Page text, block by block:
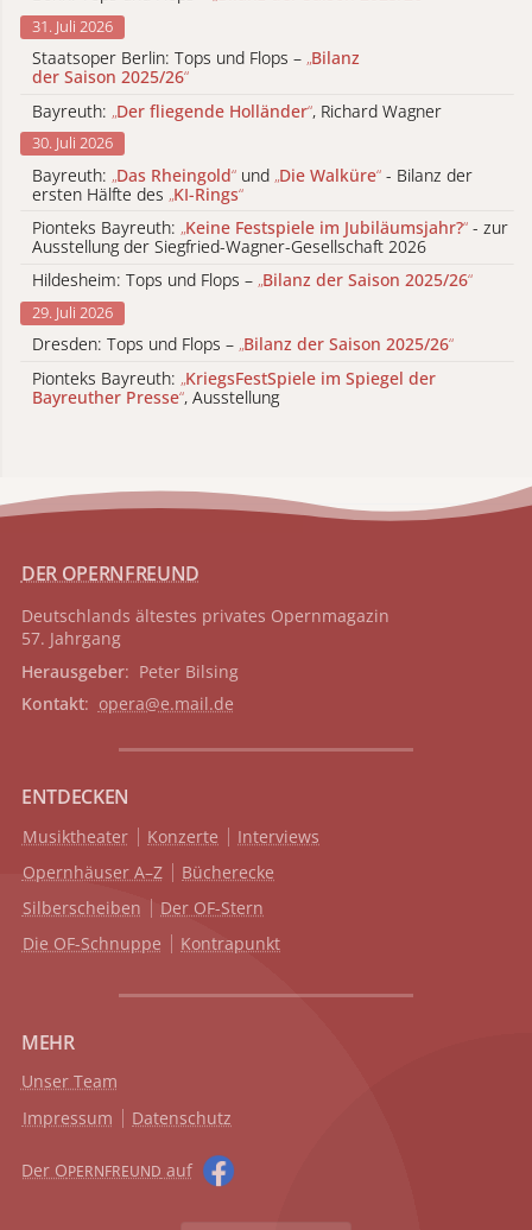
31. Juli 2026
Staatsoper Berlin: Tops und Flops – „Bilanz
der Saison 2025/26“
Bayreuth: „Der fliegende Holländer“, Richard Wagner
30. Juli 2026
Bayreuth: „Das Rheingold“ und „Die Walküre“ - Bilanz der
ersten Hälfte des „KI-Rings“
Pionteks Bayreuth: „Keine Festspiele im Jubiläumsjahr?“ - zur
Ausstellung der Siegfried-Wagner-Gesellschaft 2026
Hildesheim: Tops und Flops – „Bilanz der Saison 2025/26“
29. Juli 2026
Dresden: Tops und Flops – „Bilanz der Saison 2025/26“
Pionteks Bayreuth: „KriegsFestSpiele im Spiegel der
Bayreuther Presse“, Ausstellung
DER OPERNFREUND
Deutschlands ältestes privates Opernmagazin
57. Jahrgang
Herausgeber: Peter Bilsing
Kontakt: opera@e.mail.de
ENTDECKEN
Musiktheater Konzerte
Interviews
Opernhäuser A–Z
Bücherecke
Silberscheiben
Der OF-Stern
Die OF-Schnuppe
Kontrapunkt
MEHR
Unser Team
Impressum
Datenschutz
Der OPERNFREUND auf